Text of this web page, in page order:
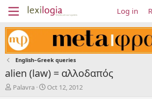
Log in
English–Greek queries
alien (law) = αλλοδαπός
T
Palavra
S
Oct 12, 2012